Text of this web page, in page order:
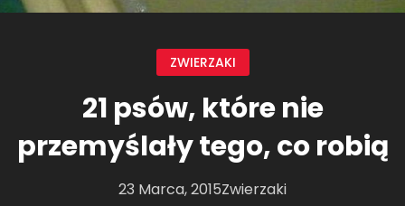
ZWIERZAKI
21 psów, które nie
przemyślały tego, co robią
23 Marca, 2015Zwierzaki